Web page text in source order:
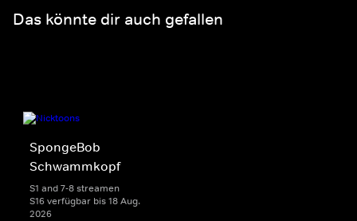
Das könnte dir auch gefallen
SpongeBob
Schwammkopf
S1 and 7-8 streamen
S16 verfügbar bis 18 Aug.
2026